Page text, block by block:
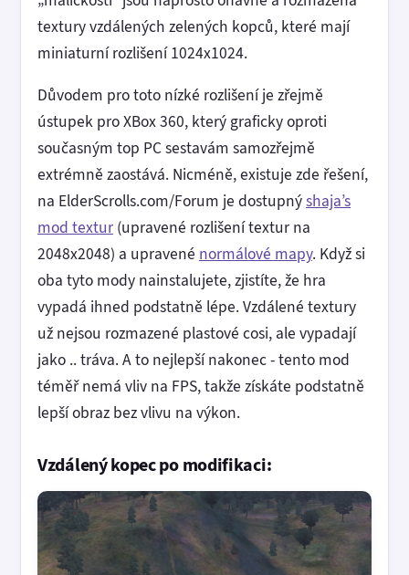
textury vzdálených zelených kopců, které mají
miniaturní rozlišení 1024x1024.
Důvodem pro toto nízké rozlišení je zřejmě
ústupek pro XBox 360, který graficky oproti
současným top PC sestavám samozřejmě
extrémně zaostává. Nicméně, existuje zde řešení,
na ElderScrolls.com/Forum je dostupnýshaja’s
mod textur (upravené rozlišení textur na
2048x2048) a upravené normálové mapy. Když si
oba tyto mody nainstalujete, zjistíte, že hra
vypadá ihned podstatně lépe. Vzdálené textury
už nejsou rozmazené plastové cosi, ale vypadají
jako .. tráva. A to nejlepší nakonec - tento mod
téměř nemá vliv na FPS, takže získáte podstatně
lepší obraz bez vlivu na výkon.
Vzdálený kopec po modifikaci: